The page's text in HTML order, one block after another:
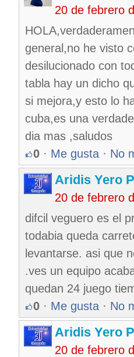
20 de febrero
general,no he visto
desilucionado con
tabla hay un dicho
si mejora,y esto lo
cuba,es una
dia mas ,saludos
0 · Me gusta · No
Aridis Yero
20 de febrero
difcil veguero es el
todabia queda
levantarse. asi que
.ves un equipo
quedan 24 juego
0 · Me gusta · No
Aridis Yero
20 de febrero